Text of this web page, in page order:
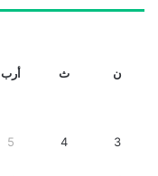
ن ث أرب
3
4
5